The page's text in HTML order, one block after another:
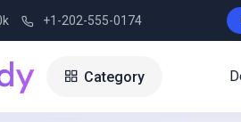
+1-202-555-0174
Category